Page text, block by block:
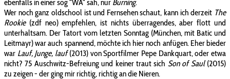
ebenfalls in einer sog "WA" sah, nur Burning.
Wer noch ganz oldschool ist und Fernsehen schaut, kann ich derzeit The
Rookie(zdf neo) empfehlen, ist nichts überragendes, aber flott und
unterhaltsam. Der Tatort vom letzten Sonntag (München, mit Batic und
Leitmayr) war auch spannend, möchte ich hier noch anfügen. Eher bieder
war Lauf, Junge, lauf(2013) von Sportfilmer Pepe Dankquart, oder etwa
nicht? 75 Auschwitz-Befreiung und keiner traut sich Son of Saul(2015)
zu zeigen - der ging mir richtig, richtig an die Nieren.